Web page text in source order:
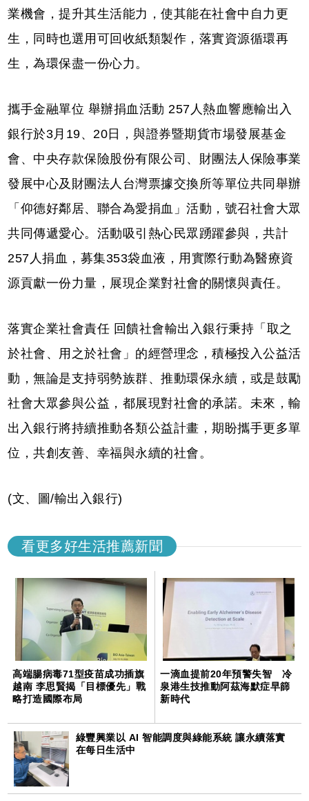
業機會，提升其生活能力，使其能在社會中自力更
生，同時也選用可回收紙類製作，落實資源循環再
生，為環保盡一份心力。
攜手金融單位 舉辦捐血活動 257人熱血響應輸出入
銀行於3月19、20日，與證券暨期貨市場發展基金
會、中央存款保險股份有限公司、財團法人保險事業
發展中心及財團法人台灣票據交換所等單位共同舉辦
「仰德好鄰居、聯合為愛捐血」活動，號召社會大眾
共同傳遞愛心。活動吸引熱心民眾踴躍參與，共計
257人捐血，募集353袋血液，用實際行動為醫療資
源貢獻一份力量，展現企業對社會的關懷與責任。
落實企業社會責任 回饋社會輸出入銀行秉持「取之
於社會、用之於社會」的經營理念，積極投入公益活
動，無論是支持弱勢族群、推動環保永續，或是鼓勵
社會大眾參與公益，都展現對社會的承諾。未來，輸
出入銀行將持續推動各類公益計畫，期盼攜手更多單
位，共創友善、幸福與永續的社會。
(文、圖/輸出入銀行)
看更多好生活推薦新聞
高端腸病毒71型疫苗成功插旗
越南 李思賢揭「目標優先」戰
略打造國際布局
一滴血提前20年預警失智 冷
泉港生技推動阿茲海默症早篩
新時代
綠豐興業以 AI 智能調度與綠能系統 讓永續落實
在每日生活中